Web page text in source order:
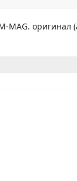
MAG. оригинал